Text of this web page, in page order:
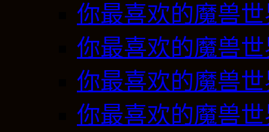
你最喜欢的魔兽
你最喜欢的魔兽
你最喜欢的魔兽
你最喜欢的魔兽